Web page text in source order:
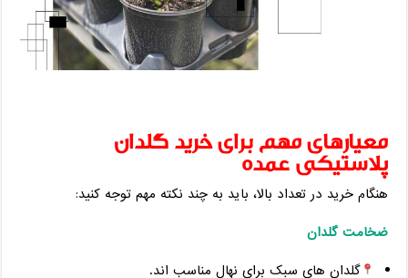
معیارهای مهم برای خرید گلدان
پلاستیکی عمده
هنگام خرید در تعداد بالا، باید به چند نکته مهم توجه کنید:
ضخامت گلدان
گلدان‌ های سبک برای نهال مناسب ‌اند.